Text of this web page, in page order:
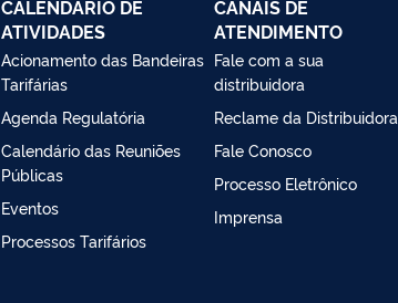
CALENDÁRIO DE
ATIVIDADES
Acionamento das Bandeiras
Tarifárias
Agenda Regulatória
Calendário das Reuniões
Públicas
Eventos
Processos Tarifários
CANAIS DE
ATENDIMENTO
Fale com a sua
distribuidora
Reclame da Distribuidora
Fale Conosco
Processo Eletrônico
Imprensa